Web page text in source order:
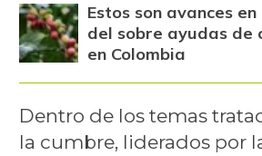
Estos son avances
del sobre ayudas de
en Colombia
Dentro de los temas
la cumbre, liderados por